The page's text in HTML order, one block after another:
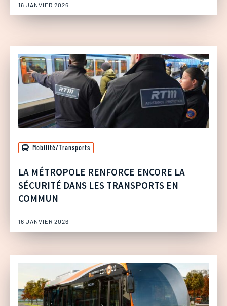
16 JANVIER 2026
Mobilité/Transports
LA MÉTROPOLE RENFORCE ENCORE LA
SÉCURITÉ DANS LES TRANSPORTS EN
COMMUN
16 JANVIER 2026